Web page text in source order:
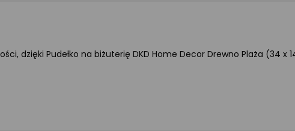
dzięki Pudełko na biżuterię DKD Home Decor Drewno Plaża (34 x